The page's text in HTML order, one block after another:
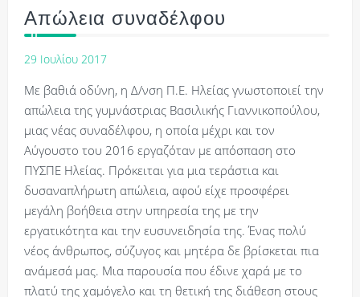
Απώλεια συναδέλφου
29 Ιουλίου 2017
Με βαθιά οδύνη, η Δ/νση Π.Ε. Ηλείας γνωστοποιεί την
απώλεια της γυμνάστριας Βασιλικής Γιαννικοπούλου,
μιας νέας συναδέλφου, η οποία μέχρι και τον
Αύγουστο του 2016 εργαζόταν με απόσπαση στο
ΠΥΣΠΕ Ηλείας. Πρόκειται για μια τεράστια και
δυσαναπλήρωτη απώλεια, αφού είχε προσφέρει
μεγάλη βοήθεια στην υπηρεσία της με την
εργατικότητα και την ευσυνειδησία της. Ένας πολύ
νέος άνθρωπος, σύζυγος και μητέρα δε βρίσκεται πια
ανάμεσά μας. Μια παρουσία που έδινε χαρά με το
πλατύ της χαμόγελο και τη θετική της διάθεση στους